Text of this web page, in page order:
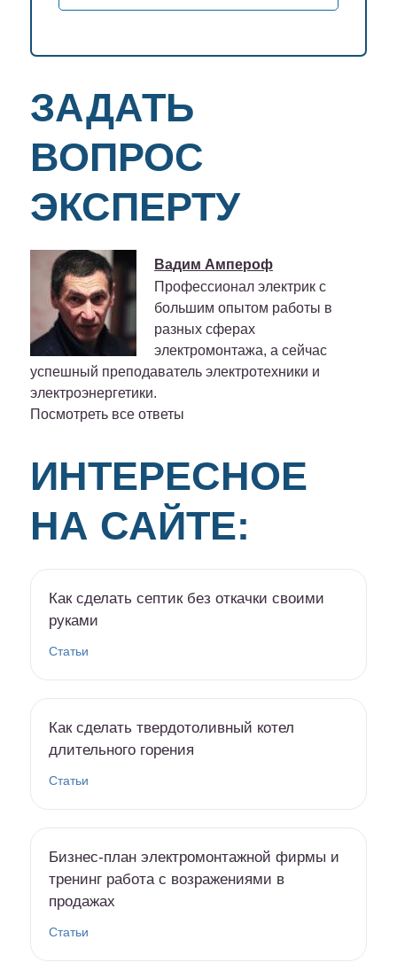
ЗАДАТЬ
ВОПРОС
ЭКСПЕРТУ
Вадим Ампероф
Профессионал электрик с
большим опытом работы в
разных сферах
электромонтажа, а сейчас
успешный преподаватель электротехники и
электроэнергетики.
Посмотреть все ответы
ИНТЕРЕСНОЕ
НА САЙТЕ:
Как сделать септик без откачки своими
руками
Статьи
Как сделать твердотоливный котел
длительного горения
Статьи
Бизнес-план электромонтажной фирмы и
тренинг работа с возражениями в
продажах
Статьи